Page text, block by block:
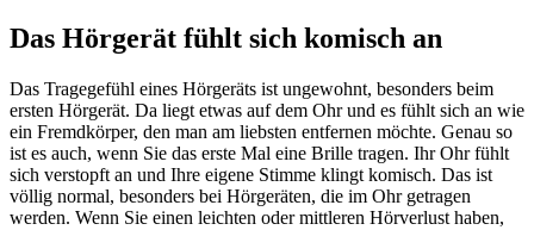
Das Hörgerät fühlt sich komisch an
Das Tragegefühl eines Hörgeräts ist ungewohnt, besonders beim
ersten Hörgerät. Da liegt etwas auf dem Ohr und es fühlt sich an wie
ein Fremdkörper, den man am liebsten entfernen möchte. Genau so
ist es auch, wenn Sie das erste Mal eine Brille tragen. Ihr Ohr fühlt
sich verstopft an und Ihre eigene Stimme klingt komisch. Das ist
völlig normal, besonders bei Hörgeräten, die im Ohr getragen
werden. Wenn Sie einen leichten oder mittleren Hörverlust haben,